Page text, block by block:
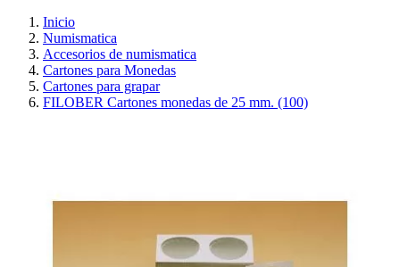
Inicio
Numismatica
Accesorios de numismatica
Cartones para Monedas
Cartones para grapar
FILOBER Cartones monedas de 25 mm. (100)